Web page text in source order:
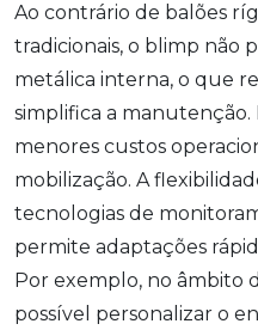
Ao contrário de balões
tradicionais, o blimp não
metálica interna, o que
simplifica a manutenção.
menores custos
mobilização. A
tecnologias de
permite adaptações
Por exemplo, no âmbito
possível personalizar o